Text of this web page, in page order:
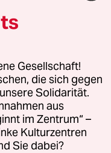
Eurokrise …
von
Behörden und
Zeit die Frage:
Das System? Der
Gesellschaft!
die sich gegen
Solidarität.
aus
im Zentrum“ –
Kulturzentren
Sie dabei?